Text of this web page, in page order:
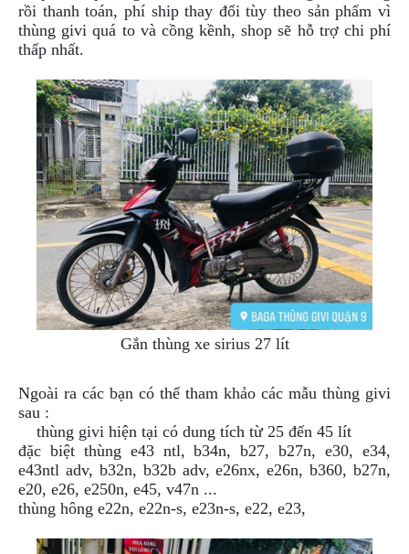
rồi thanh toán, phí ship thay đổi tùy theo sản phẩm vì
thùng givi quá to và cồng kềnh, shop sẽ hỗ trợ chi phí
thấp nhất.
Gắn thùng xe sirius 27 lít
Ngoài ra các bạn có thể tham khảo các mẫu thùng givi
sau :
thùng givi hiện tại có dung tích từ 25 đến 45 lít
đặc biệt thùng e43 ntl, b34n, b27, b27n, e30, e34,
e43ntl adv, b32n, b32b adv, e26nx, e26n, b360, b27n,
e20, e26, e250n, e45, v47n ...
thùng hông e22n, e22n-s, e23n-s, e22, e23,